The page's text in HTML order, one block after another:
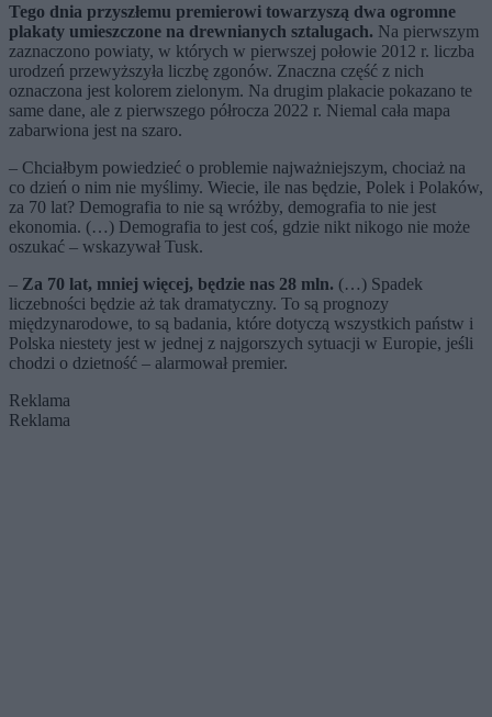
Tego dnia przyszłemu premierowi towarzyszą dwa ogromne
plakaty umieszczone na drewnianych sztalugach. Na pierwszym
zaznaczono powiaty, w których w pierwszej połowie 2012 r. liczba
urodzeń przewyższyła liczbę zgonów. Znaczna część z nich
oznaczona jest kolorem zielonym. Na drugim plakacie pokazano te
same dane, ale z pierwszego półrocza 2022 r. Niemal cała mapa
zabarwiona jest na szaro.
– Chciałbym powiedzieć o problemie najważniejszym, chociaż na
co dzień o nim nie myślimy. Wiecie, ile nas będzie, Polek i Polaków,
za 70 lat? Demografia to nie są wróżby, demografia to nie jest
ekonomia. (…) Demografia to jest coś, gdzie nikt nikogo nie może
oszukać – wskazywał Tusk.
– Za 70 lat, mniej więcej, będzie nas 28 mln. (…) Spadek
liczebności będzie aż tak dramatyczny. To są prognozy
międzynarodowe, to są badania, które dotyczą wszystkich państw i
Polska niestety jest w jednej z najgorszych sytuacji w Europie, jeśli
chodzi o dzietność – alarmował premier.
Reklama
Reklama